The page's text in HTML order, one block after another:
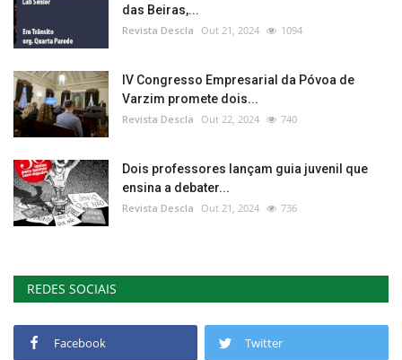
das Beiras,...
Revista Descla Out 21, 2024 1094
IV Congresso Empresarial da Póvoa de
Varzim promete dois...
Revista Descla Out 22, 2024 740
Dois professores lançam guia juvenil que
ensina a debater...
Revista Descla Out 21, 2024 736
REDES SOCIAIS
Facebook Twitter